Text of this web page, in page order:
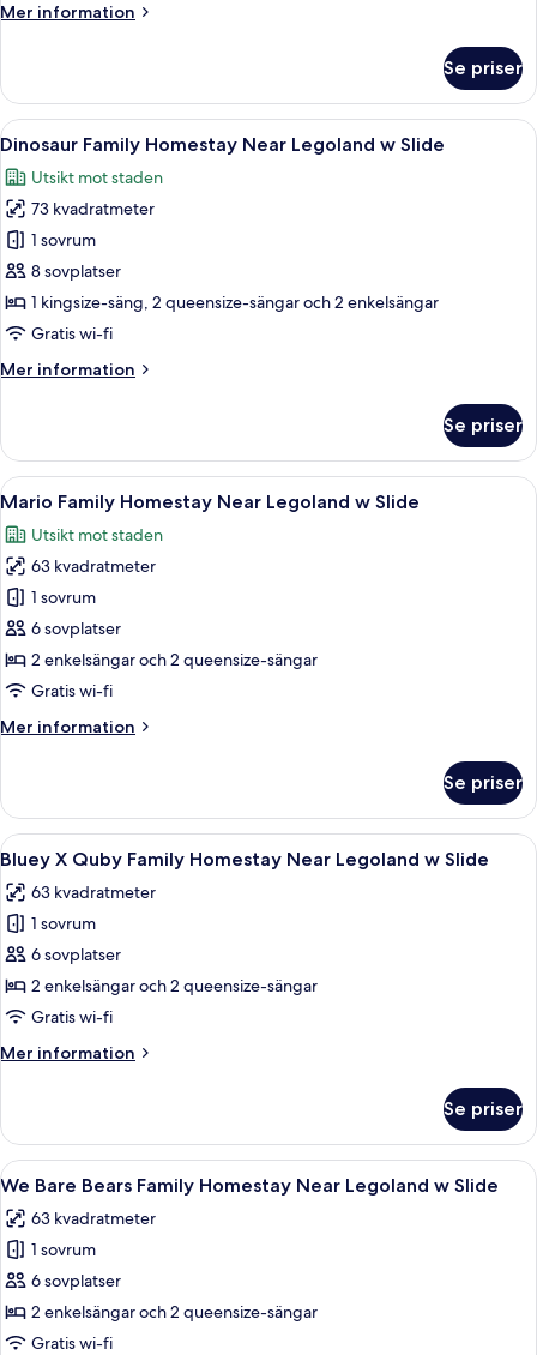
Mer information
Mer
Themed
Loft
Apartment
Se priser
Öppna
alla
foton
för
Dinosaur
Family
Homestay
Near
w
Dinosaur Family Homestay Near
9
Dinosaur Family Homestay Near Legoland w Slide
Utsikt mot staden
73 kvadratmeter
1 sovrum
8 sovplatser
1 kingsize-säng, 2 queensize-sängar och 2 enkelsängar
Gratis wi-fi
Mer information
Mer
Family
Homestay
Near
w
Slide
Se priser
Öppna
alla
foton
för
Mario
Family
Homestay
Near
w
En modern inredning med en
6
Mario Family Homestay Near Legoland w Slide
Utsikt mot staden
63 kvadratmeter
1 sovrum
6 sovplatser
2 enkelsängar och 2 queensize-sängar
Gratis wi-fi
Mer information
Mer
Family
Homestay
Near
Legoland
w
Slide
Se priser
Öppna
alla
foton
för
Bluey
X
Quby
Homestay
w
Slide
Ett modernt hotellrum med ett litet
8
Bluey X Quby Family Homestay Near Legoland w Slide
63 kvadratmeter
1 sovrum
6 sovplatser
2 enkelsängar och 2 queensize-sängar
Gratis wi-fi
Mer information
Mer
X
Quby
Family
Near
Legoland
w
Slide
Se priser
Öppna
alla
foton
för
We
Bare
Bears
We Bare Bears Family Homestay
11
We Bare Bears Family Homestay Near Legoland w Slide
63 kvadratmeter
1 sovrum
6 sovplatser
2 enkelsängar och 2 queensize-sängar
Gratis wi-fi